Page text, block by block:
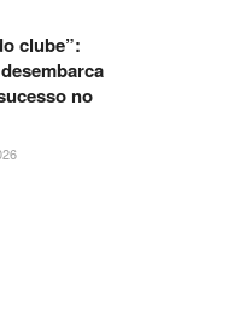
clube”:
no